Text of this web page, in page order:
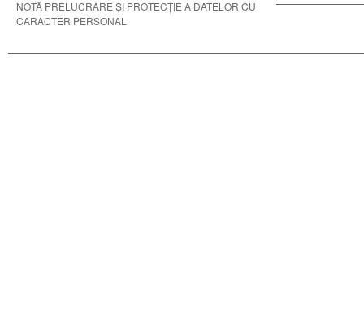
NOTĂ PRELUCRARE ȘI PROTECȚIE A DATELOR CU
CARACTER PERSONAL